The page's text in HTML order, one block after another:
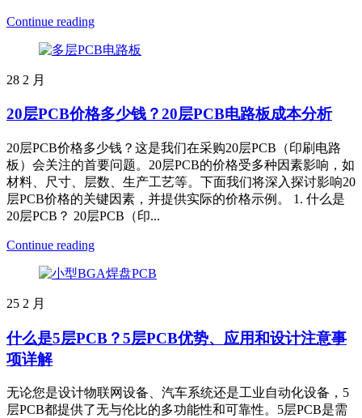
Continue reading
28 2 月
20层PCB价格多少钱？20层PCB电路板成本分析
20层PCB价格多少钱？这是我们在采购20层PCB（印刷电路
板）会关注的首要问题。20层PCB的价格受多种因素影响，如
材料、尺寸、层数、生产工艺等。下面我们将深入探讨影响20
层PCB价格的关键因素，并提供实际的价格示例。 1. 什么是
20层PCB？ 20层PCB（印...
Continue reading
25 2 月
什么是5层PCB？5层PCB优势、应用和设计注意事
项详解
无论您是设计物联网设备、汽车系统还是工业自动化设备，5
层PCB都提供了无与伦比的多功能性和可靠性。5层PCB是需